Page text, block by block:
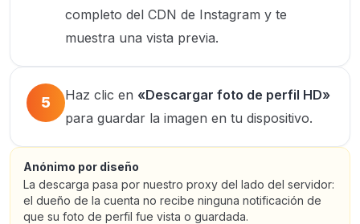
completo del CDN de Instagram y te
muestra una vista previa.
5 Haz clic en «Descargar foto de perfil HD»
para guardar la imagen en tu dispositivo.
Anónimo por diseño
La descarga pasa por nuestro proxy del lado del servidor:
el dueño de la cuenta no recibe ninguna notificación de
que su foto de perfil fue vista o guardada.